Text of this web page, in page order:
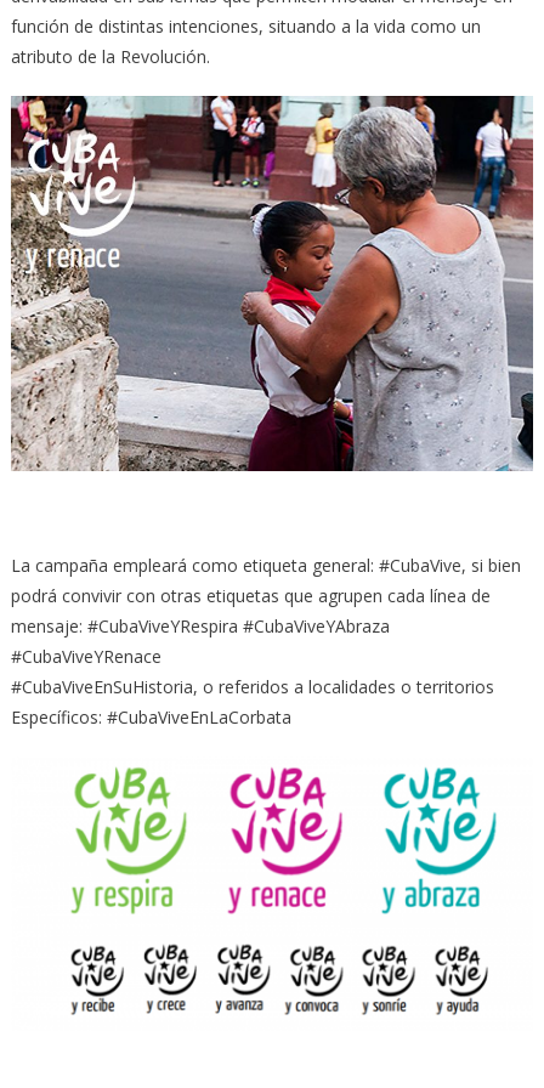
función de distintas intenciones, situando a la vida como un
atributo de la Revolución.
La campaña empleará como etiqueta general: #CubaVive, si bien
podrá convivir con otras etiquetas que agrupen cada línea de
mensaje: #CubaViveYRespira #CubaViveYAbraza
#CubaViveYRenace
#CubaViveEnSuHistoria, o referidos a localidades o territorios
Específicos: #CubaViveEnLaCorbata